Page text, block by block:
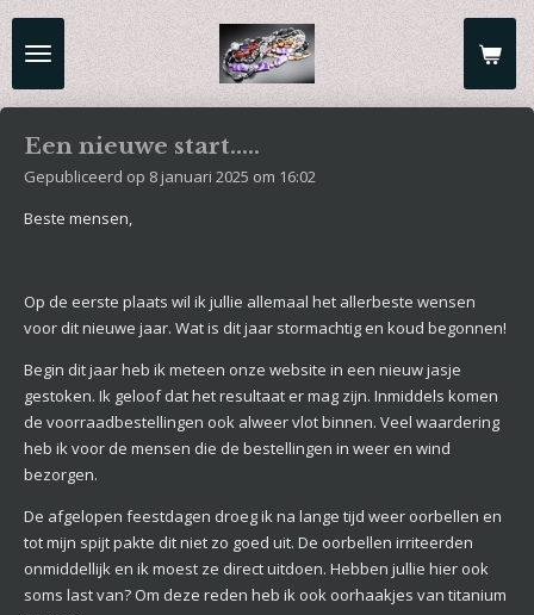
Ga
direct
Een nieuwe start.....
Gepubliceerd op 8 januari 2025 om 16:02
Beste mensen,
Op de eerste plaats wil ik jullie allemaal het allerbeste wensen
voor dit nieuwe jaar. Wat is dit jaar stormachtig en koud begonnen!
Begin dit jaar heb ik meteen onze website in een nieuw jasje
gestoken. Ik geloof dat het resultaat er mag zijn. Inmiddels komen
de voorraadbestellingen ook alweer vlot binnen. Veel waardering
heb ik voor de mensen die de bestellingen in weer en wind
bezorgen.
De afgelopen feestdagen droeg ik na lange tijd weer oorbellen en
tot mijn spijt pakte dit niet zo goed uit. De oorbellen irriteerden
onmiddellijk en ik moest ze direct uitdoen. Hebben jullie hier ook
soms last van? Om deze reden heb ik ook oorhaakjes van titanium